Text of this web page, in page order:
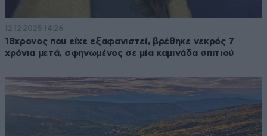
12·12·2025 14:26
18χρονος που είχε εξαφανιστεί, βρέθηκε νεκρός 7
χρόνια μετά, σφηνωμένος σε μία καμινάδα σπιτιού